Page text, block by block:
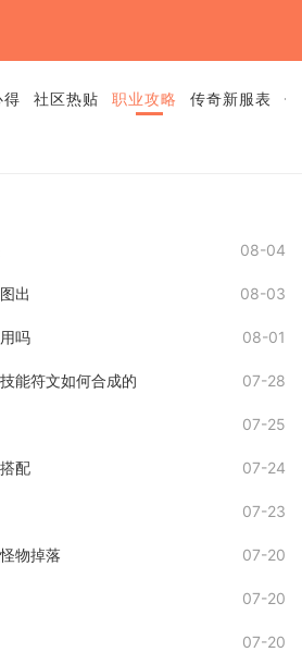
得 社区热贴 职业攻略 传奇新服表
08-04
出 08-03
吗 08-01
能符文如何合成的 07-28
07-25
配 07-24
07-23
物掉落 07-20
07-20
07-20